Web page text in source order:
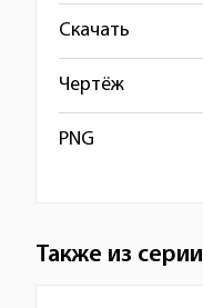
Скачать
Чертёж
PNG
Также из серии